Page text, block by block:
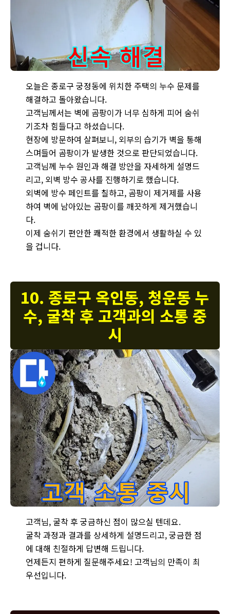
오늘은 종로구 궁정동에 위치한 주택의 누수 문제를
해결하고 돌아왔습니다.
고객님께서는 벽에 곰팡이가 너무 심하게 피어 숨쉬
기조차 힘들다고 하셨습니다.
현장에 방문하여 살펴보니, 외부의 습기가 벽을 통해
스며들어 곰팡이가 발생한 것으로 판단되었습니다.
고객님께 누수 원인과 해결 방안을 자세하게 설명드
리고, 외벽 방수 공사를 진행하기로 했습니다.
외벽에 방수 페인트를 칠하고, 곰팡이 제거제를 사용
하여 벽에 남아있는 곰팡이를 깨끗하게 제거했습니
다.
이제 숨쉬기 편안한 쾌적한 환경에서 생활하실 수 있
을 겁니다.
10. 종로구 옥인동, 청운동 누
수, 굴착 후 고객과의 소통 중
시
고객님, 굴착 후 궁금하신 점이 많으실 텐데요.
굴착 과정과 결과를 상세하게 설명드리고, 궁금한 점
에 대해 친절하게 답변해 드립니다.
언제든지 편하게 질문해주세요! 고객님의 만족이 최
우선입니다.